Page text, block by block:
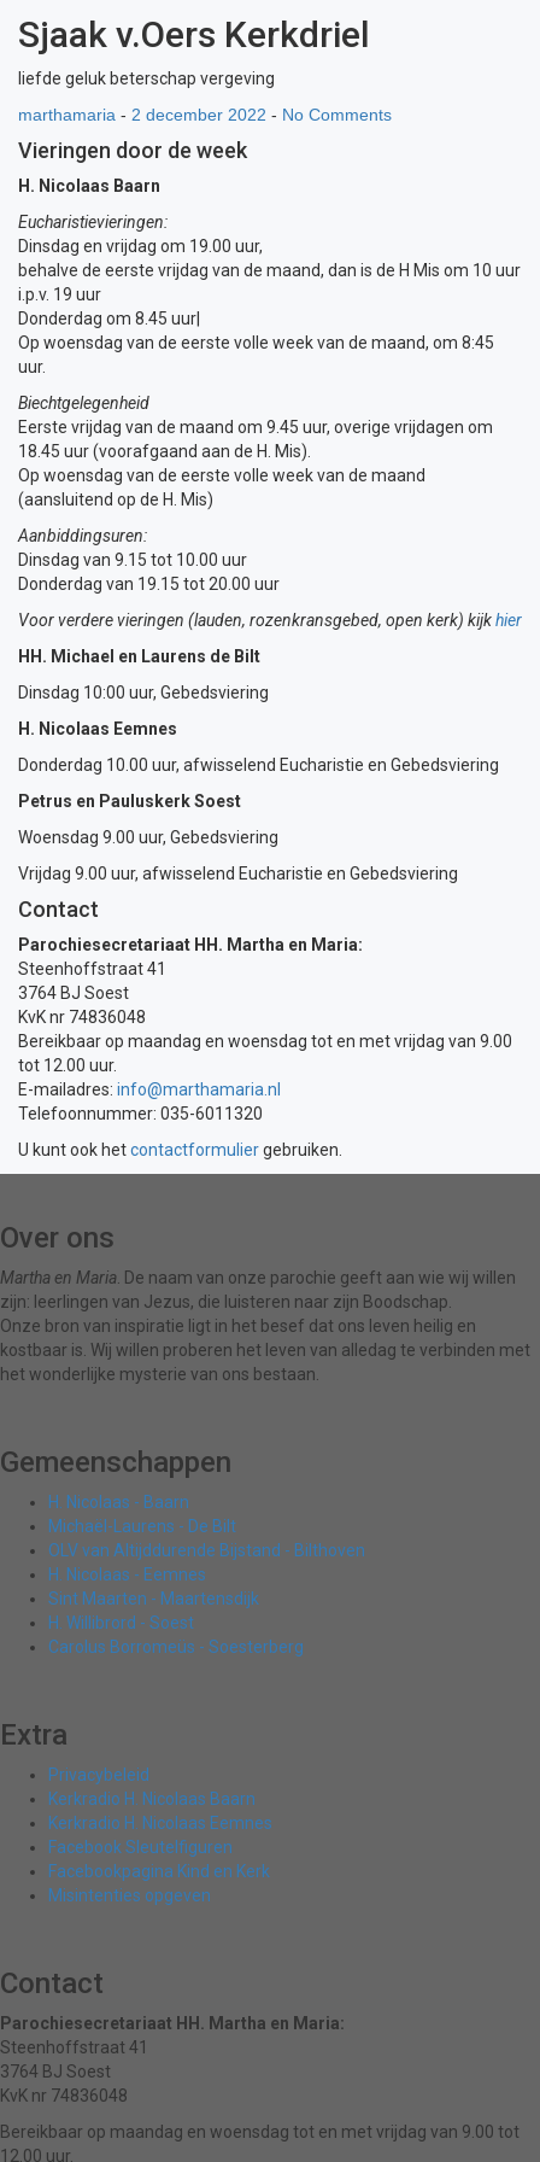
Sjaak v.Oers Kerkdriel
liefde geluk beterschap vergeving
marthamaria - 2 december 2022 - No Comments
Vieringen door de week
H. Nicolaas Baarn
Eucharistievieringen:
Dinsdag en vrijdag om 19.00 uur,
behalve de eerste vrijdag van de maand, dan is de H Mis om 10 uur
i.p.v. 19 uur
Donderdag om 8.45 uur|
Op woensdag van de eerste volle week van de maand, om 8:45
uur.
Biechtgelegenheid
Eerste vrijdag van de maand om 9.45 uur, overige vrijdagen om
18.45 uur (voorafgaand aan de H. Mis).
Op woensdag van de eerste volle week van de maand
(aansluitend op de H. Mis)
Aanbiddingsuren:
Dinsdag van 9.15 tot 10.00 uur
Donderdag van 19.15 tot 20.00 uur
Voor verdere vieringen (lauden, rozenkransgebed, open kerk) kijkhier
HH. Michael en Laurens de Bilt
Dinsdag 10:00 uur, Gebedsviering
H. Nicolaas Eemnes
Donderdag 10.00 uur, afwisselend Eucharistie en Gebedsviering
Petrus en Pauluskerk Soest
Woensdag 9.00 uur, Gebedsviering
Vrijdag 9.00 uur, afwisselend Eucharistie en Gebedsviering
Contact
Parochiesecretariaat HH. Martha en Maria:
Steenhoffstraat 41
3764 BJ Soest
KvK nr 74836048
Bereikbaar op maandag en woensdag tot en met vrijdag van 9.00
tot 12.00 uur.
E-mailadres: info@marthamaria.nl
Telefoonnummer: 035-6011320
U kunt ook hetcontactformuliergebruiken.
Over ons
Martha en Maria . De naam van onze parochie geeft aan wie wij willen
zijn: leerlingen van Jezus, die luisteren naar zijn Boodschap.
Onze bron van inspiratie ligt in het besef dat ons leven heilig en
kostbaar is. Wij willen proberen het leven van alledag te verbinden met
het wonderlijke mysterie van ons bestaan.
Gemeenschappen
H. Nicolaas - Baarn
Michaël-Laurens - De Bilt
OLV van Altijddurende Bijstand - Bilthoven
H. Nicolaas - Eemnes
Sint Maarten - Maartensdijk
H. Willibrord - Soest
Carolus Borromeüs - Soesterberg
Extra
Privacybeleid
Kerkradio H. Nicolaas Baarn
Kerkradio H. Nicolaas Eemnes
Facebook Sleutelfiguren
Facebookpagina Kind en Kerk
Misintenties opgeven
Contact
Parochiesecretariaat HH. Martha en Maria:
Steenhoffstraat 41
3764 BJ Soest
KvK nr 74836048
Bereikbaar op maandag en woensdag tot en met vrijdag van 9.00 tot
12.00 uur.